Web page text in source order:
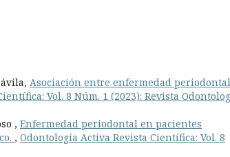
Asociación entre enfermedad
Vol. 8 Núm. 1 (2023): Revista
, Enfermedad periodontal en pacientes
, Odontología Activa Revista Científica: Vol. 8